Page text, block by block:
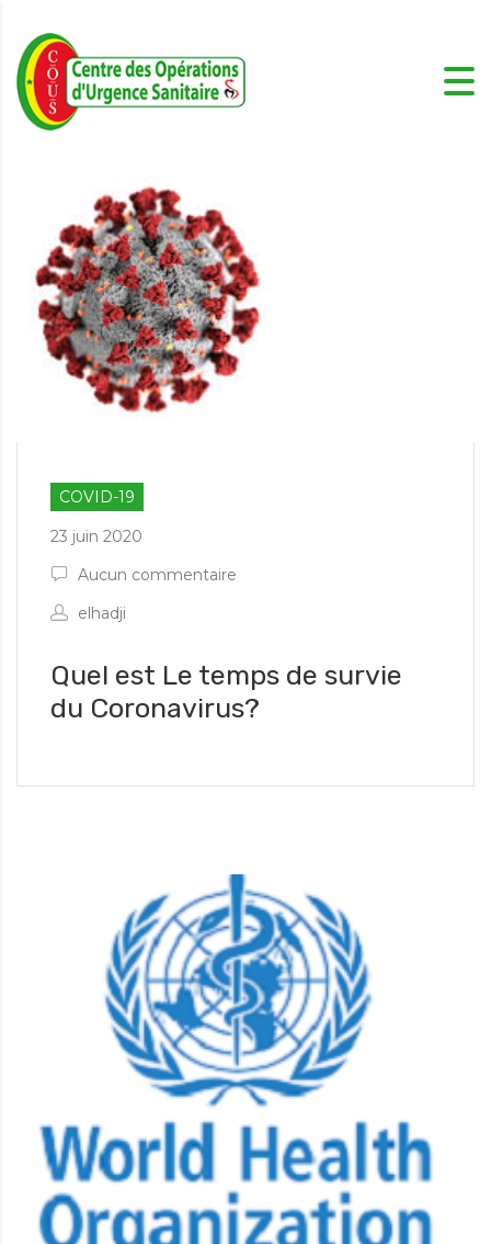
informations d'urgence
COVID-19
23 juin 2020
Aucun commentaire
elhadji
Quel est Le temps de survie
du Coronavirus?